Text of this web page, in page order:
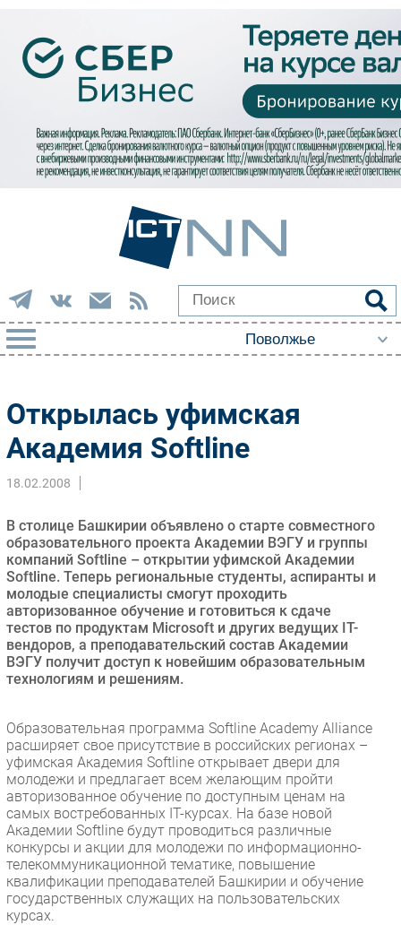
Импорто­замещение
Автоматизация Промышленности
Интернет
Фиксированная связь
Интеграция
Рынок ПК
Маркетинг
Торговые сети
Оборудование
ПО
Кадры
Регулирование
Финансы
Web
Безопасность
Инновации
CIO/Управление ИТ
Гаджеты
Открылась уфимская
Академия Softline
18.02.2008
В столице Башкирии объявлено о старте совместного
образовательного проекта Академии ВЭГУ и группы
компаний Softline – открытии уфимской Академии
Softline. Теперь региональные студенты, аспиранты и
молодые специалисты смогут проходить
авторизованное обучение и готовиться к сдаче
тестов по продуктам Microsoft и других ведущих IT-
вендоров, а преподавательский состав Академии
ВЭГУ получит доступ к новейшим образовательным
технологиям и решениям.
Образовательная программа Softline Academy Alliance
расширяет свое присутствие в российских регионах –
уфимская Академия Softline открывает двери для
молодежи и предлагает всем желающим пройти
авторизованное обучение по доступным ценам на
самых востребованных IT-курсах. На базе новой
Академии Softline будут проводиться различные
конкурсы и акции для молодежи по информационно-
телекоммуникационной тематике, повышение
квалификации преподавателей Башкирии и обучение
государственных служащих на пользовательских
курсах.